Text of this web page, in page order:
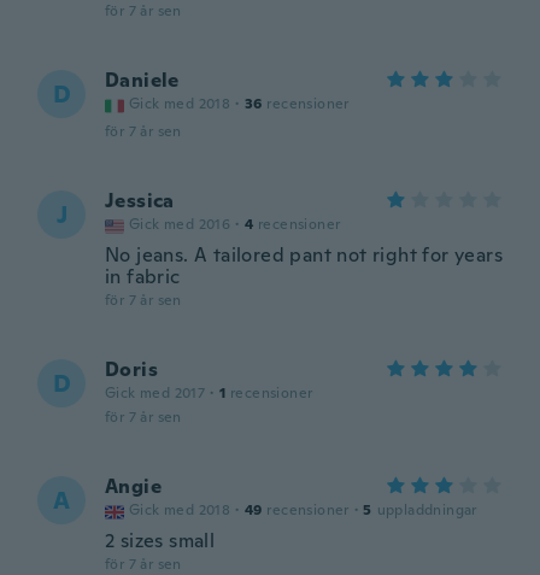
för 7 år sen
D Daniele
Gick med 2018 · 36 recensioner
för 7 år sen
J Jessica
Gick med 2016 · 4 recensioner
No jeans. A tailored pant not right for years
in fabric
för 7 år sen
D Doris
Gick med 2017 · 1 recensioner
för 7 år sen
A Angie
Gick med 2018 · 49 recensioner · 5 uppladdningar
2 sizes small
för 7 år sen